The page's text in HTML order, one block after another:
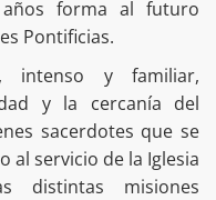
forma al futuro
Pontificias.
intenso y familiar,
y la cercanía del
sacerdotes que se
al servicio de la Iglesia
misiones